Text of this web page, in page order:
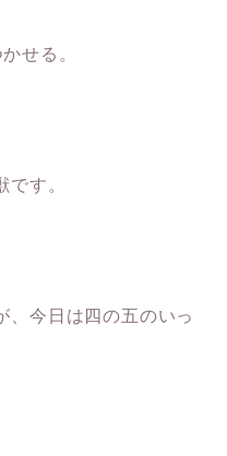
せる。
す。
、今日は四の五のいっ